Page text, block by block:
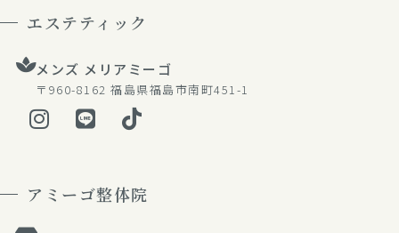
エステティック
メンズ メリアミーゴ
〒960-8162 福島県福島市南町451-1
アミーゴ整体院